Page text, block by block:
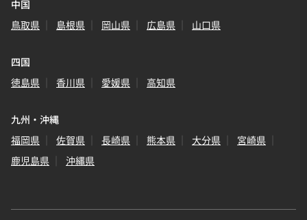
中国
鳥取県
島根県 岡山県 広島県 山口県
四国
徳島県
香川県 愛媛県 高知県
九州・沖縄
福岡県
佐賀県 長崎県 熊本県 大分県
宮崎県
鹿児島県
沖縄県